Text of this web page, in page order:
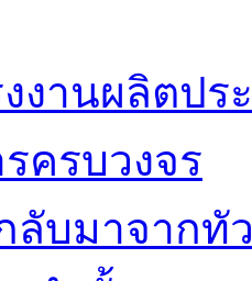
งานผลิตป
ครบวงจร
ลับมาจากทั